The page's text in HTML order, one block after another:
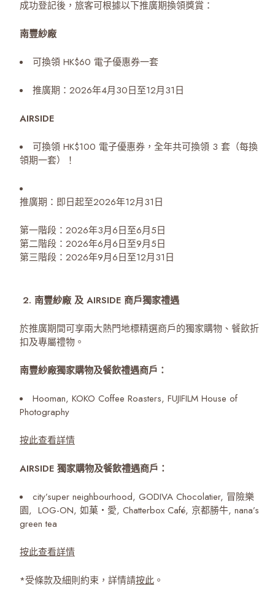
成功登記後，旅客可根據以下推廣期換領獎賞：
南豐紗廠
可換領 HK$60 電子優惠券一套
推廣期：2026年4月30日至12月31日
AIRSIDE
可換領 HK$100 電子優惠券，全年共可換領 3 套（每換
領期一套）！
推廣期：即日起至2026年12月31日
第一階段：2026年3月6日至6月5日
第二階段：2026年6月6日至9月5日
第三階段：2026年9月6日至12月31日
2. 南豐紗廠 及 AIRSIDE 商戶獨家禮遇
於推廣期間可享兩大熱門地標精選商戶的獨家購物、餐飲折
扣及專屬禮物。
南豐紗廠獨家購物及餐飲禮遇商戶：
Hooman, KOKO Coffee Roasters, FUJIFILM House of
Photography
按此查看詳情
AIRSIDE 獨家購物及餐飲禮遇商戶：
city’super neighbourhood, GODIVA Chocolatier, 冒險樂
園, LOG-ON, 如菓‧愛, Chatterbox Café, 京都勝牛, nana’s
green tea
按此查看詳情
*受條款及細則約束，詳情請按此 。